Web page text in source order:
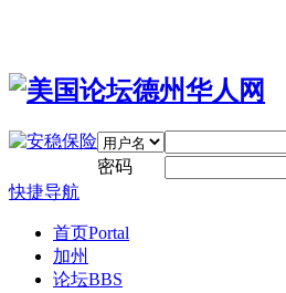
密码
快捷导航
首页Portal
加州
论坛BBS